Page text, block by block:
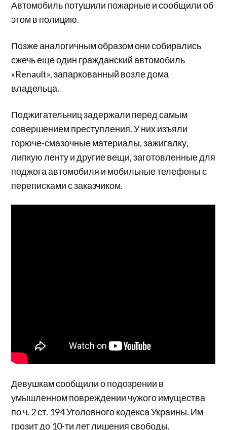
Автомобиль потушили пожарные и сообщили об
этом в полицию.
Позже аналогичным образом они собирались
сжечь еще один гражданский автомобиль
«Renault», запаркованный возле дома
владельца.
Поджигательниц задержали перед самым
совершением преступления. У них изъяли
горюче-смазочные материалы, зажигалку,
липкую ленту и другие вещи, заготовленные для
поджога автомобиля и мобильные телефоны с
переписками с заказчиком.
Девушкам сообщили о подозрении в
умышленном повреждении чужого имущества
по ч. 2 ст. 194 Уголовного кодекса Украины. Им
грозит до 10-ти лет лишения свободы.